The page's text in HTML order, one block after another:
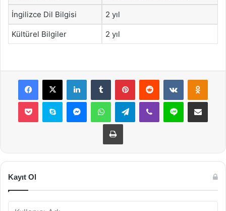
İngilizce Dil Bilgisi 2 yıl
Kültürel Bilgiler 2 yıl
Facebook
X LinkedInTumblr PinterestReddit VKontakte
Pocket Skype MessengerWhatsAppTelegramViber Line E-Posta ile
Yazdır
Kayıt Ol